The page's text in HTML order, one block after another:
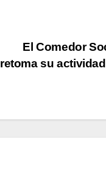
El Comedor
retoma su